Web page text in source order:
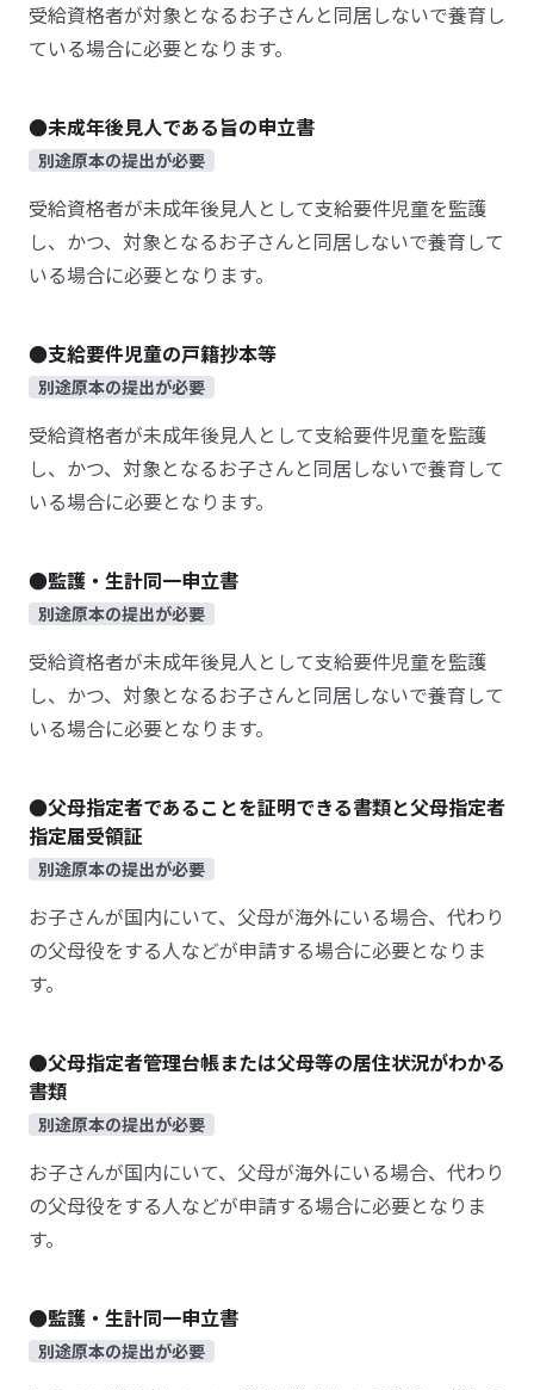
受給資格者が対象となるお子さんと同居しないで養育し
ている場合に必要となります。
●未成年後見人である旨の申立書
別途原本の提出が必要
受給資格者が未成年後見人として支給要件児童を監護
し、かつ、対象となるお子さんと同居しないで養育して
いる場合に必要となります。
●支給要件児童の戸籍抄本等
別途原本の提出が必要
受給資格者が未成年後見人として支給要件児童を監護
し、かつ、対象となるお子さんと同居しないで養育して
いる場合に必要となります。
●監護・生計同一申立書
別途原本の提出が必要
受給資格者が未成年後見人として支給要件児童を監護
し、かつ、対象となるお子さんと同居しないで養育して
いる場合に必要となります。
●父母指定者であることを証明できる書類と父母指定者
指定届受領証
別途原本の提出が必要
お子さんが国内にいて、父母が海外にいる場合、代わり
の父母役をする人などが申請する場合に必要となりま
す。
●父母指定者管理台帳または父母等の居住状況がわかる
書類
別途原本の提出が必要
お子さんが国内にいて、父母が海外にいる場合、代わり
の父母役をする人などが申請する場合に必要となりま
す。
●監護・生計同一申立書
別途原本の提出が必要